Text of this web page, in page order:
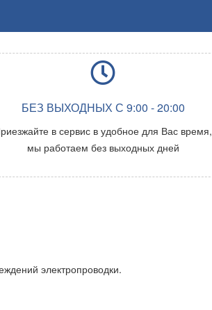
БЕЗ ВЫХОДНЫХ С 9:00 - 20:00
в сервис в удобное для Вас время,
мы работаем без выходных дней
электропроводки.